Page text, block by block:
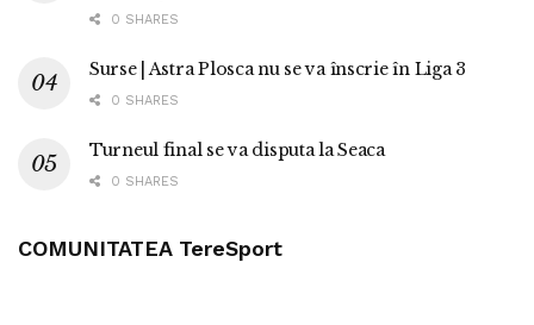
0 SHARES
Surse | Astra Plosca nu se va înscrie în Liga 3
0 SHARES
Turneul final se va disputa la Seaca
0 SHARES
COMUNITATEA TereSport